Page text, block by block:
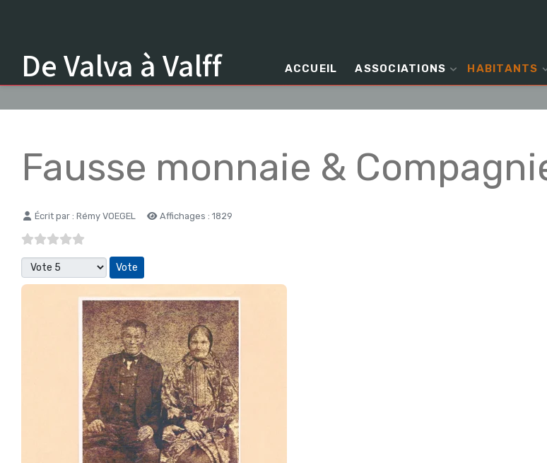
De Valva à Valff ACCUEIL ASSOCIATIONS HABITANTS
Fausse monnaie &
Détails
Écrit par : Rémy VOEGEL Affichages : 1829
Veuillez voter